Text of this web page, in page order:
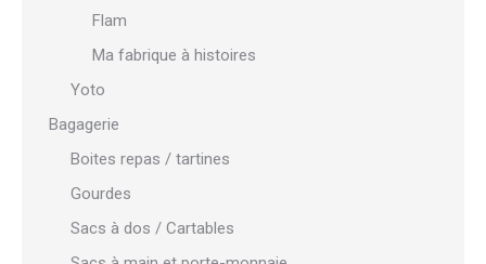
Flam
Ma fabrique à histoires
Yoto
Bagagerie
Boites repas / tartines
Gourdes
Sacs à dos / Cartables